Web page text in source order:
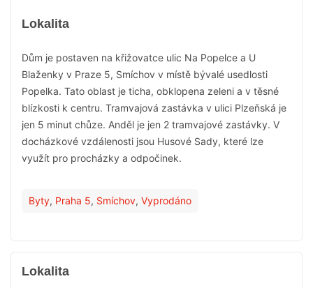
Lokalita
Dům je postaven na křižovatce ulic Na Popelce a U
Blaženky v Praze 5, Smíchov v místě bývalé usedlosti
Popelka. Tato oblast je ticha, obklopena zeleni a v těsné
blízkosti k centru. Tramvajová zastávka v ulici Plzeňská je
jen 5 minut chůze. Anděl je jen 2 tramvajové zastávky. V
docházkové vzdálenosti jsou Husové Sady, které lze
využít pro procházky a odpočinek.
Byty, Praha 5, Smíchov, Vyprodáno
Lokalita